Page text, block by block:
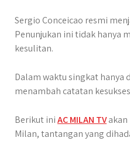
r
Sergio Conceicao resmi
Penunjukan ini tidak hanya
kesulitan.
Dalam waktu singkat hanya
menambah catatan
Berikut iniAC MILAN TVakan
Milan, tantangan yang